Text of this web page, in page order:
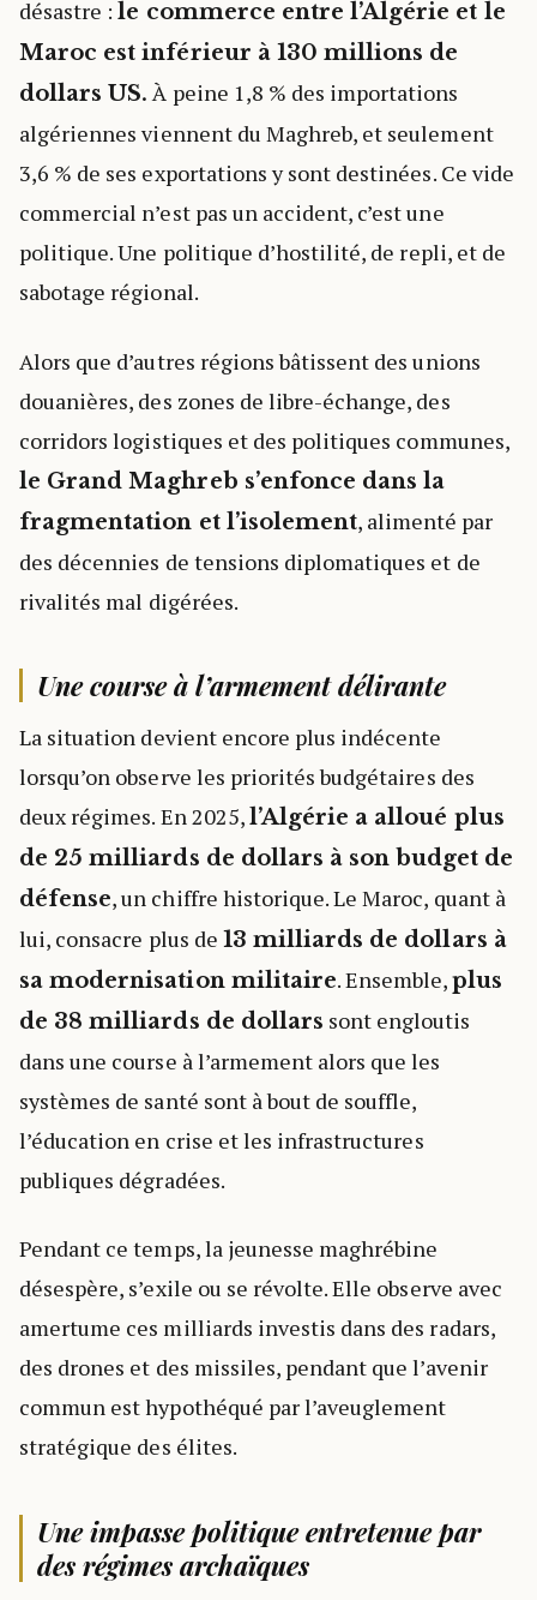
désastre :le commerce entre l’Algérie et le
Maroc est inférieur à 130 millions de
dollars US.À peine 1,8 % des importations
algériennes viennent du Maghreb, et seulement
3,6 % de ses exportations y sont destinées. Ce vide
commercial n’est pas un accident, c’est une
politique. Une politique d’hostilité, de repli, et de
sabotage régional.
Alors que d’autres régions bâtissent des unions
douanières, des zones de libre-échange, des
corridors logistiques et des politiques communes,
le Grand Maghreb s’enfonce dans la
fragmentation et l’isolement, alimenté par
des décennies de tensions diplomatiques et de
rivalités mal digérées.
Une course à l’armement délirante
La situation devient encore plus indécente
lorsqu’on observe les priorités budgétaires des
deux régimes. En 2025,l’Algérie a alloué plus
de 25 milliards de dollars à son budget de
défense, un chiffre historique. Le Maroc, quant à
lui, consacre plus de 13 milliards de dollars à
sa modernisation militaire. Ensemble,plus
de 38 milliards de dollars sont engloutis
dans une course à l’armement alors que les
systèmes de santé sont à bout de souffle,
l’éducation en crise et les infrastructures
publiques dégradées.
Pendant ce temps, la jeunesse maghrébine
désespère, s’exile ou se révolte. Elle observe avec
amertume ces milliards investis dans des radars,
des drones et des missiles, pendant que l’avenir
commun est hypothéqué par l’aveuglement
stratégique des élites.
Une impasse politique entretenue par
des régimes archaïques